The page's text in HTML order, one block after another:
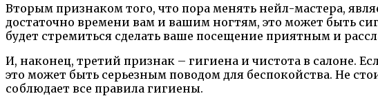
Вторым признаком того, что пора менять нейл-мастера,
достаточно времени вам и вашим ногтям, это может быть
будет стремиться сделать ваше посещение приятным и
И, наконец, третий признак – гигиена и чистота в салоне.
это может быть серьезным поводом для беспокойства. Не
соблюдает все правила гигиены.